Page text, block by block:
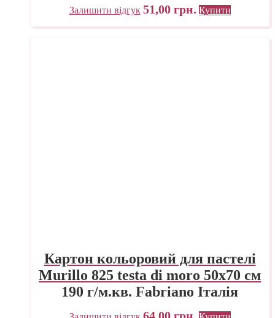
Залишити відгук 51,00 грн. Купити
Картон кольоровий для пастелі
Murillo 825 testa di moro 50х70 см
190 г/м.кв. Fabriano Італія